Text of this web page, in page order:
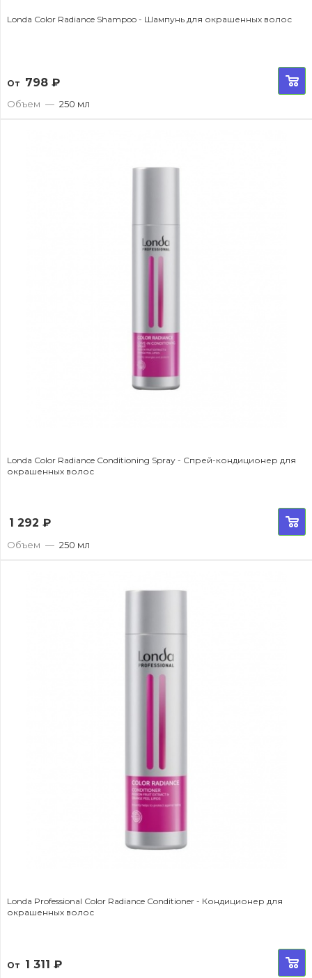
Londa Color Radiance Shampoo - Шампунь для окрашенных волос
От 798 ₽
Объем — 250 мл
Londa Color Radiance Conditioning Spray - Спрей-кондиционер для
окрашенных волос
1 292 ₽
Объем — 250 мл
Londa Professional Color Radiance Conditioner - Кондиционер для
окрашенных волос
От 1 311 ₽